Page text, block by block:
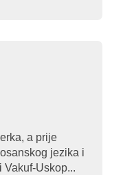
a prije
jezika i
Vakuf-Uskop...